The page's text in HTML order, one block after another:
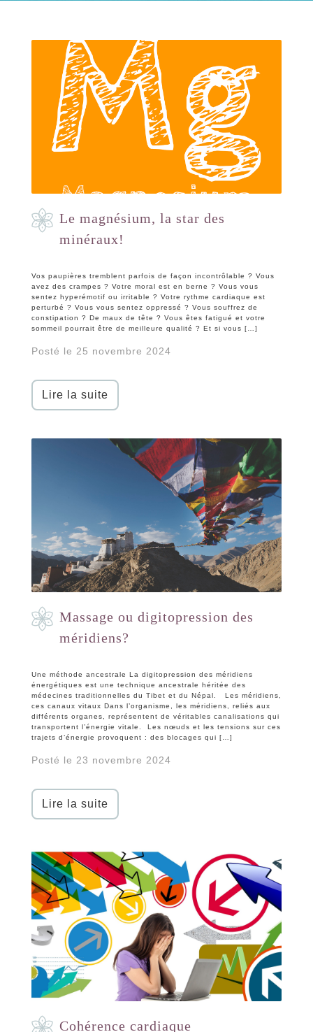
Le magnésium, la star des
minéraux!
Vos paupières tremblent parfois de façon incontrôlable ? Vous
avez des crampes ? Votre moral est en berne ? Vous vous
sentez hyperémotif ou irritable ? Votre rythme cardiaque est
perturbé ? Vous vous sentez oppressé ? Vous souffrez de
constipation ? De maux de tête ? Vous êtes fatigué et votre
sommeil pourrait être de meilleure qualité ? Et si vous […]
Posté le 25 novembre 2024
Lire la suite
Massage ou digitopression des
méridiens?
Une méthode ancestrale La digitopression des méridiens
énergétiques est une technique ancestrale héritée des
médecines traditionnelles du Tibet et du Népal. Les méridiens,
ces canaux vitaux Dans l’organisme, les méridiens, reliés aux
différents organes, représentent de véritables canalisations qui
transportent l’énergie vitale. Les nœuds et les tensions sur ces
trajets d’énergie provoquent : des blocages qui […]
Posté le 23 novembre 2024
Lire la suite
Cohérence cardiaque